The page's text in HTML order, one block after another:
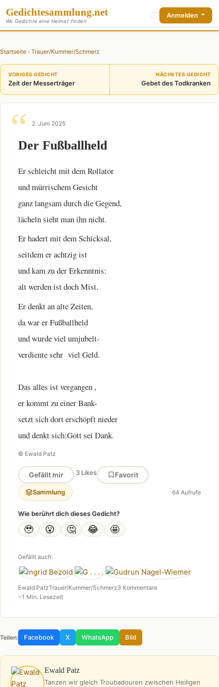
Gedichtesammlung.net
Wo Gedichte eine Heimat finden
Anmelden
Startseite › Trauer/Kummer/Schmerz
VORIGES GEDICHT
Zeit der Messerträger
NÄCHSTES GEDICHT
Gebet des Todkranken
2. Juni 2025
Der Fußballheld
Er schleicht mit dem Rollator
und mürrischem Gesicht
ganz langsam durch die Gegend,
lächeln sieht man ihn nicht.
Er hadert mit dem Schicksal,
seitdem er achtzig ist
und kam zu der Erkenntnis:
alt werden ist doch Mist.
Er denkt an alte Zeiten,
da war er Fußballheld
und wurde viel umjubelt-
verdiente sehr viel Geld.
Das alles ist vergangen ,
er kommt zu einer Bank-
setzt sich dort erschöpft nieder
und denkt sich:Gott sei Dank.
© Ewald Patz
Gefällt mir 3 Likes Favorit
Sammlung 64 Aufrufe
Wie berührt dich dieses Gedicht?
🥹 😮 🤔 😂 🤩
Gefällt auch:
Ewald PatzTrauer/Kummer/Schmerz3 Kommentare
~1 Min. Lesezeit
Teilen: Facebook X WhatsApp Bild
Ewald Patz
Tanzen wir gleich Troubadouren zwischen Heiligen